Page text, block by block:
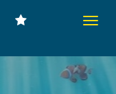
Toggle